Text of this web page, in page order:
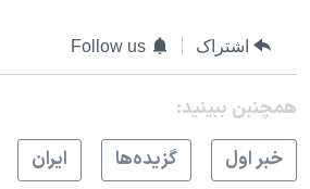
سفر پرزیدنت ترامپ به چین
اشتراک Follow us
همچنبن ببینید:
خبر اول
گزيده‌ها ايران